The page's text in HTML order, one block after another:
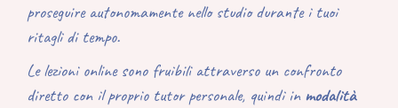
proseguire autonomamente nello studio durante i tuoi
ritagli di tempo.
Le lezioni online sono fruibili attraverso un confronto
diretto con il proprio tutor personale, quindi in modalità